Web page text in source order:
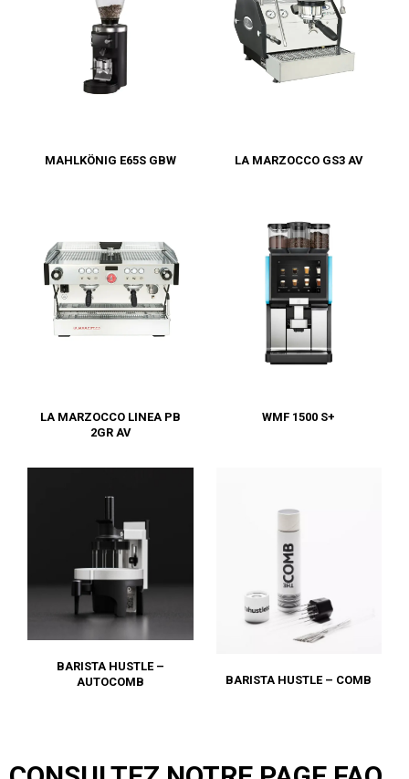
MAHLKÖNIG E65S GBW LA MARZOCCO GS3 AV
LA MARZOCCO LINEA PB
2GR AV
WMF 1500 S+
BARISTA HUSTLE –
AUTOCOMB
BARISTA HUSTLE – COMB